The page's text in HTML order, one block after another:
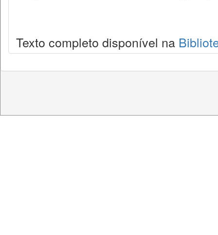
Texto completo disponível na